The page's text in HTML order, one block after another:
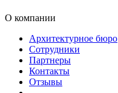
О компании
Архитектурное бюро
Сотрудники
Партнеры
Контакты
Отзывы